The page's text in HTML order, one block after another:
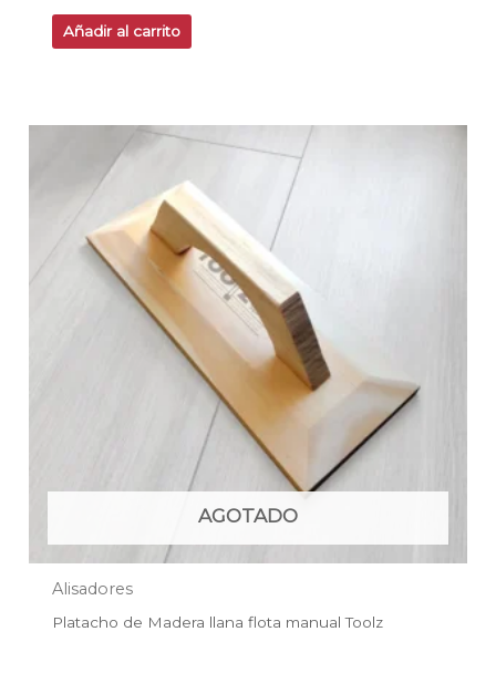
Añadir al carrito
AGOTADO
Alisadores
Platacho de Madera llana flota manual Toolz